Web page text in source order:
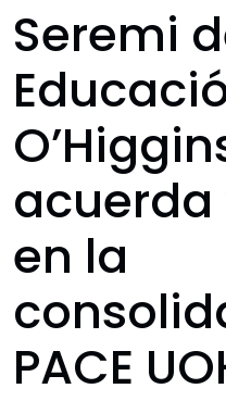
Seremi
en la
PACE